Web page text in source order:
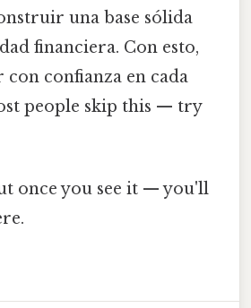
una base sólida
financiera. Con esto,
con confianza en cada
people skip this — try
once you see it — you'll